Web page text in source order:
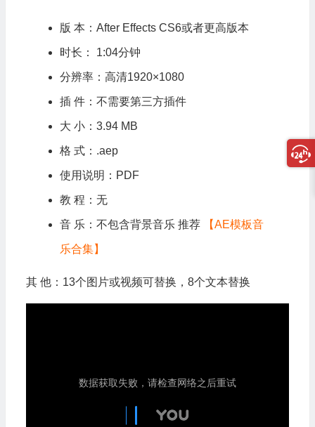
版 本：After Effects CS6或者更高版本
时长： 1:04分钟
分辨率：高清1920×1080
插 件：不需要第三方插件
大 小：3.94 MB
格 式：.aep
使用说明：PDF
教 程：无
音 乐：不包含背景音乐 推荐 【AE模板音
乐合集】
其 他：13个图片或视频可替换，8个文本替换